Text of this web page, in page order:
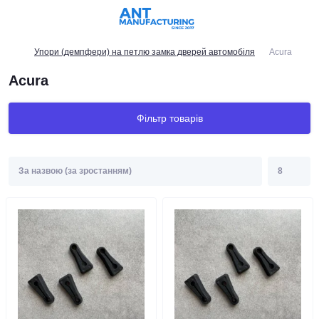
Упори (демпфери) на петлю замка дверей автомобіля Acura
Acura
Фільтр товарів